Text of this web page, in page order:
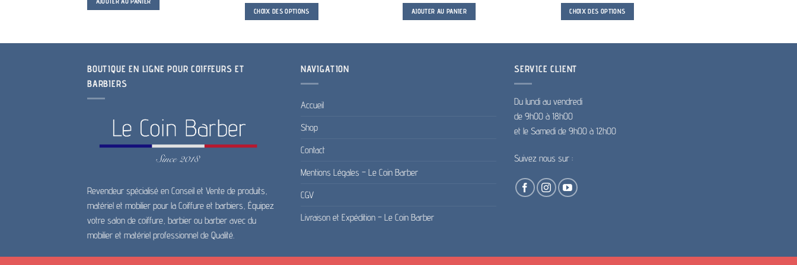
prix :
20.00€
CHOIX DES OPTIONS
peuvent
choisies
page
du
produit
AJOUTER AU PANIER
prix :
35.00€
CHOIX DES OPTIONS
plusieurs
options
peuvent
être
sur
la
page
BOUTIQUE EN LIGNE POUR COIFFEURS ET
BARBIERS
Revendeur spécialisé en Conseil et Vente de produits,
matériel et mobilier pour la Coiffure et barbiers, Équipez
votre salon de coiffure, barbier ou barber avec du
mobilier et matériel professionnel de Qualité.
NAVIGATION
Accueil
Shop
Contact
Mentions Légales – Le Coin Barber
CGV
Livraison et Expédition – Le Coin Barber
SERVICE CLIENT
Du lundi au vendredi
de 9h00 à 18h00
et le Samedi de 9h00 à 12h00
Suivez nous sur :